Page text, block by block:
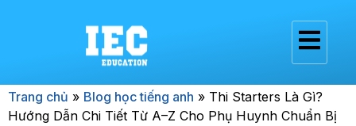
Trang chủ » Blog học tiếng anh » Thi Starters Là Gì?
Hướng Dẫn Chi Tiết Từ A–Z Cho Phụ Huynh Chuẩn Bị